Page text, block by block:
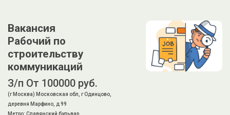
Вакансия
Рабочий по
строительству
коммуникаций
З/п От 100000 руб.
(г Москва) Московская обл, г Одинцово,
деревня Марфино, д 99
Метро: Славянский бульвар